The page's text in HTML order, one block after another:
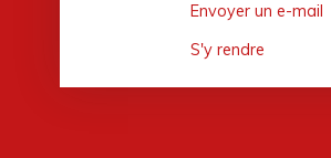
Envoyer un e-mail
S'y rendre